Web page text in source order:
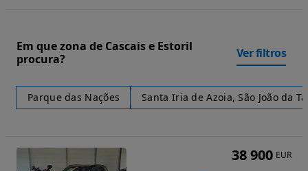
Em que zona de Cascais e Estoril
procura?
Ver filtros
Parque das Nações Santa Iria de Azoia, São João da
38 900 EUR